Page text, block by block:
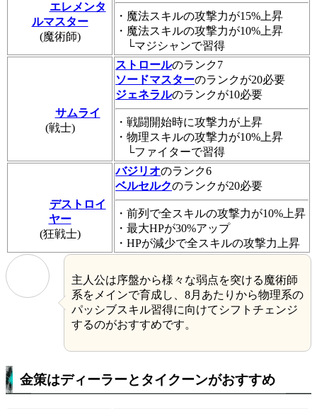
エレメンタ
ルマスター
(魔術師)
・魔法スキルの攻撃力が15%上昇
・魔法スキルの攻撃力が10%上昇
└マジシャンで習得
サムライ
(戦士)
ストロールのランク7
ソードマスターのランクが20必要
ジェネラルのランクが10必要
・戦闘開始時に攻撃力が上昇
・物理スキルの攻撃力が10%上昇
└ファイターで習得
デストロイ
ヤー
(狂戦士)
バジリオのランク6
ベルセルクのランクが20必要
・前列で全スキルの攻撃力が10%上昇
・最大HPが30%アップ
・HPが減少で全スキルの攻撃力上昇
主人公は序盤から様々な弱点を突ける魔術師
系をメインで育成し、8月あたりから物理系の
パッシブスキル習得に向けてシフトチェンジ
するのがおすすめです。
金策はディーラーとタイクーンがおすすめ